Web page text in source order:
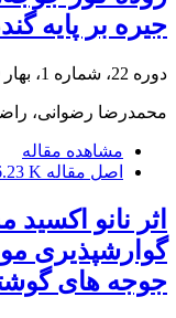
جیره بر پایه
دوره 22، شماره 1، بهار 1399، صفحه
محمدرضا رضوانی،
مشاهده مقاله
اصل مقاله K
اثر نانو
گوارشپذیری
جوجه های